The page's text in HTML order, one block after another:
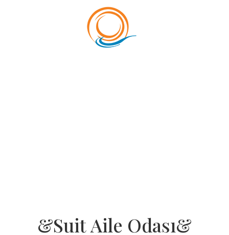
&Suit Aile Odası&